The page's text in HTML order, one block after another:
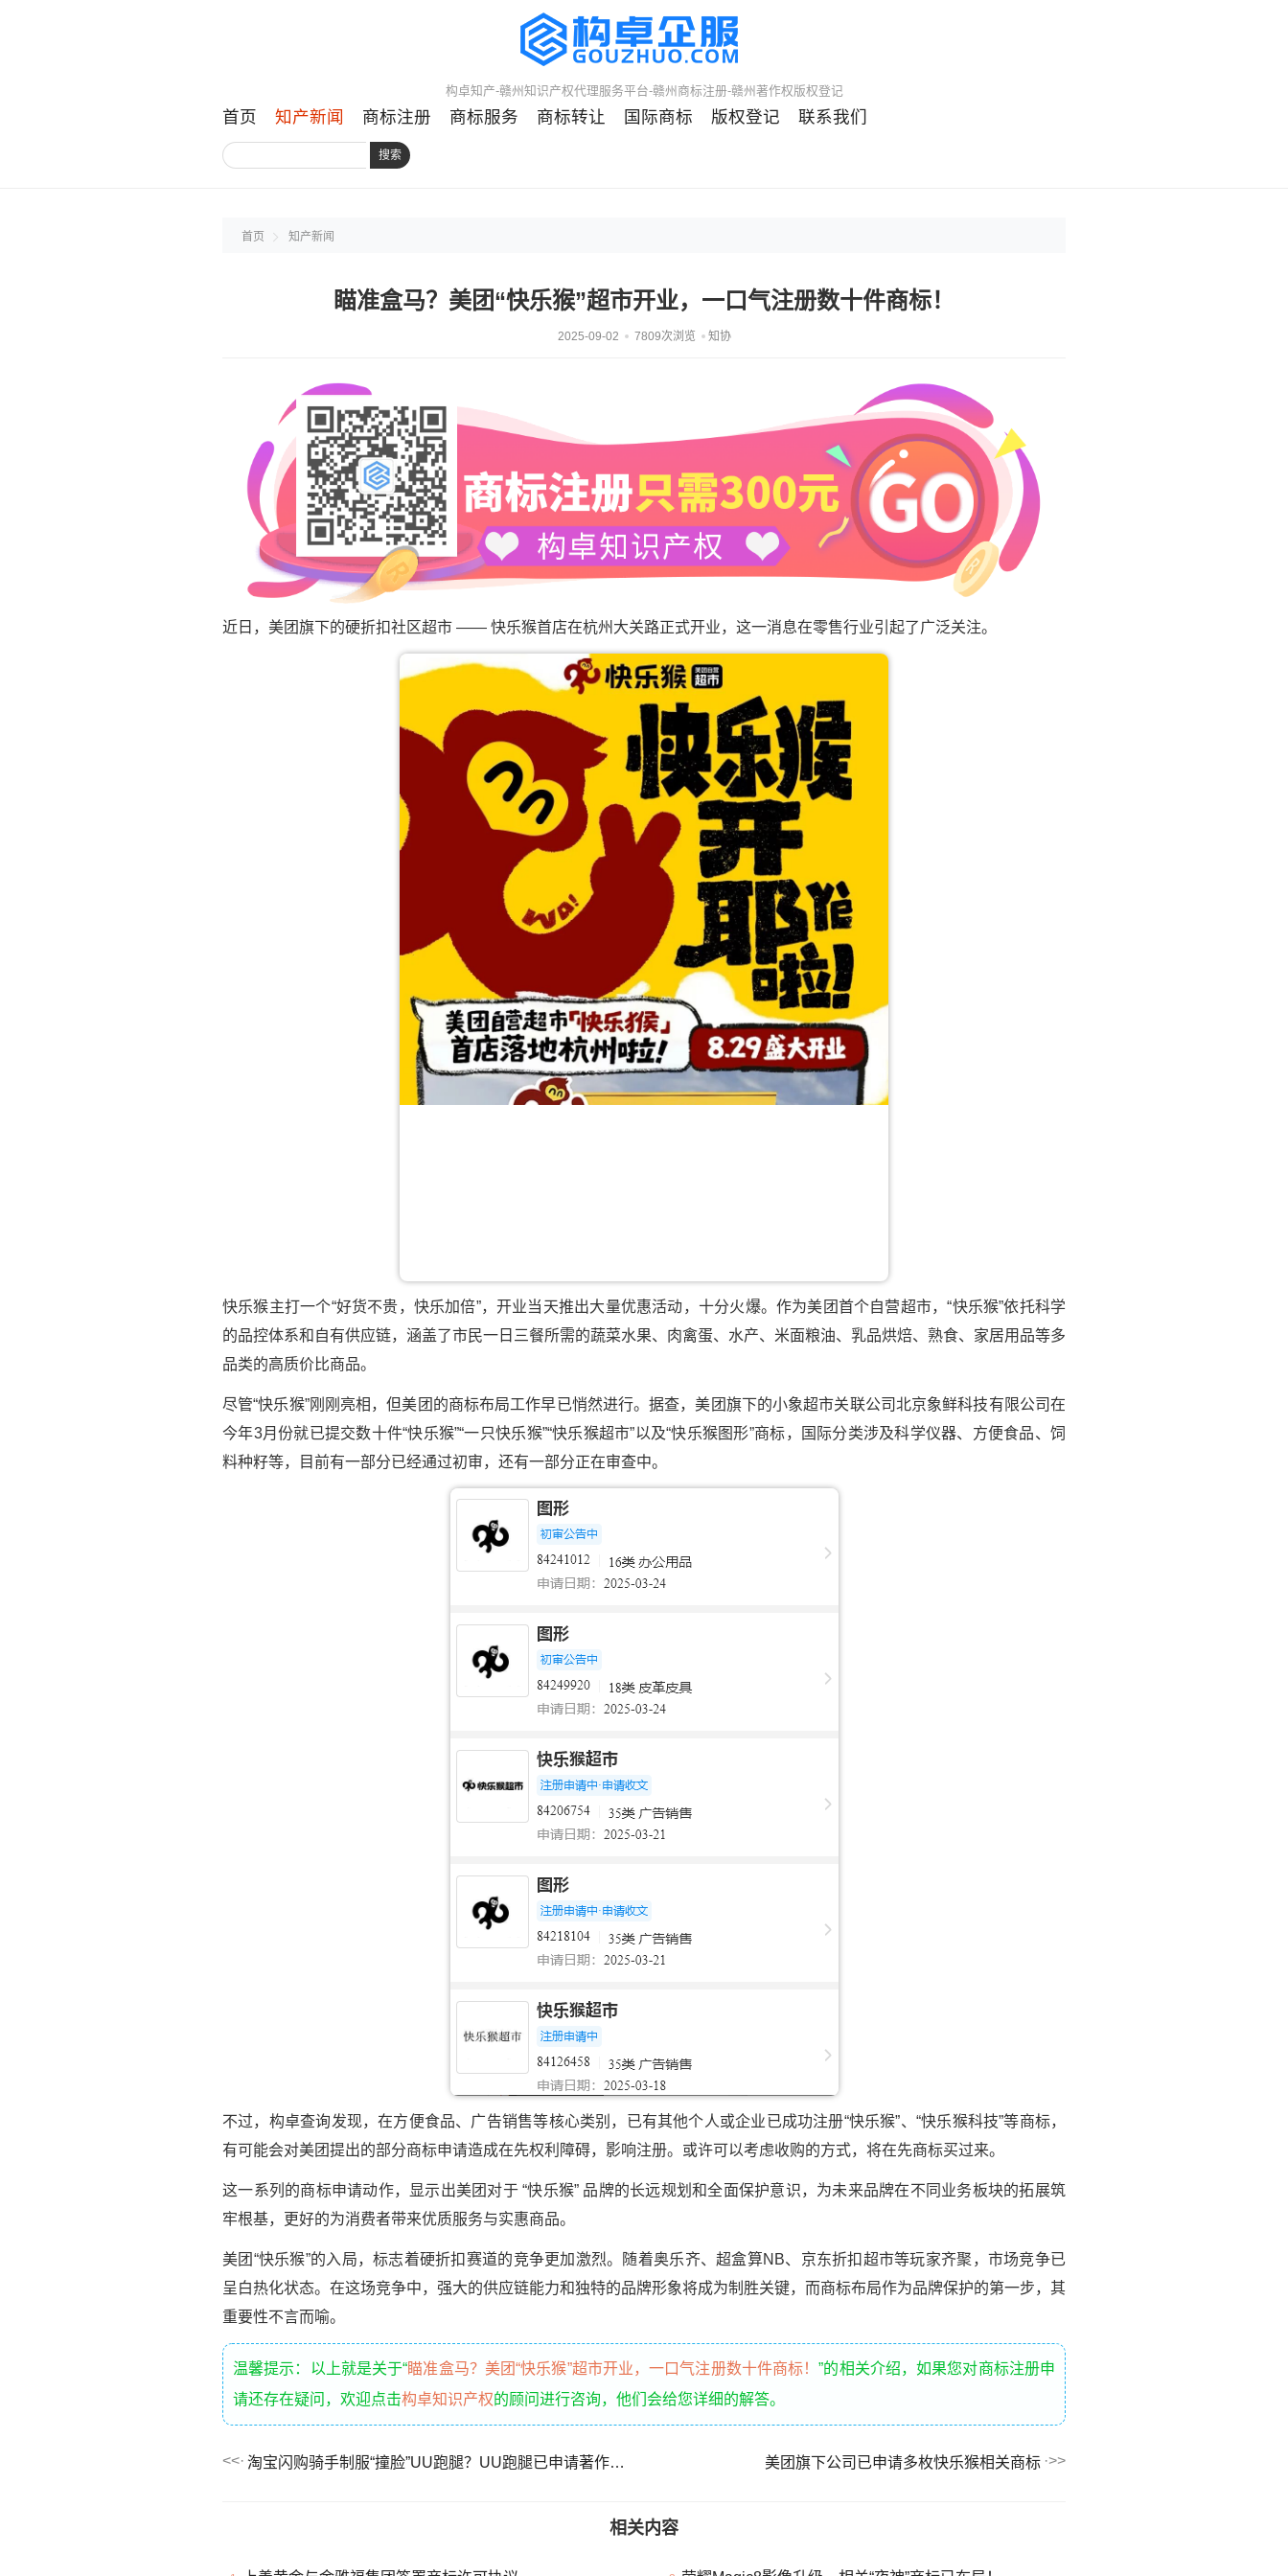
构卓知产-赣州知识产权代理服务平台-赣州商标注册-赣州著作权版权登记
首页 知产新闻 商标注册 商标服务 商标转让 国际商标 版权登记 联系我们
搜索
首页 知产新闻
瞄准盒马？美团“快乐猴”超市开业，一口气注册数十件商标！
2025-09-02 7809次浏览 知协
近日，美团旗下的硬折扣社区超市 —— 快乐猴首店在杭州大关路正式开业，这一消息在零售行业引起了广泛关注。
快乐猴主打一个“好货不贵，快乐加倍”，开业当天推出大量优惠活动，十分火爆。作为美团首个自营超市，“快乐猴”依托科学
的品控体系和自有供应链，涵盖了市民一日三餐所需的蔬菜水果、肉禽蛋、水产、米面粮油、乳品烘焙、熟食、家居用品等多
品类的高质价比商品。
尽管“快乐猴”刚刚亮相，但美团的商标布局工作早已悄然进行。据查，美团旗下的小象超市关联公司北京象鲜科技有限公司在
今年3月份就已提交数十件“快乐猴”“一只快乐猴”“快乐猴超市”以及“快乐猴图形”商标，国际分类涉及科学仪器、方便食品、饲
料种籽等，目前有一部分已经通过初审，还有一部分正在审查中。
不过，构卓查询发现，在方便食品、广告销售等核心类别，已有其他个人或企业已成功注册“快乐猴”、“快乐猴科技”等商标，
有可能会对美团提出的部分商标申请造成在先权利障碍，影响注册。或许可以考虑收购的方式，将在先商标买过来。
这一系列的商标申请动作，显示出美团对于 “快乐猴” 品牌的长远规划和全面保护意识，为未来品牌在不同业务板块的拓展筑
牢根基，更好的为消费者带来优质服务与实惠商品。
美团“快乐猴”的入局，标志着硬折扣赛道的竞争更加激烈。随着奥乐齐、超盒算NB、京东折扣超市等玩家齐聚，市场竞争已
呈白热化状态。在这场竞争中，强大的供应链能力和独特的品牌形象将成为制胜关键，而商标布局作为品牌保护的第一步，其
重要性不言而喻。
温馨提示：以上就是关于“瞄准盒马？美团“快乐猴”超市开业，一口气注册数十件商标！”的相关介绍，如果您对商标注册申
请还存在疑问，欢迎点击构卓知识产权的顾问进行咨询，他们会给您详细的解答。
淘宝闪购骑手制服“撞脸”UU跑腿？UU跑腿已申请著作权！ 美团旗下公司已申请多枚快乐猴相关商标
相关内容